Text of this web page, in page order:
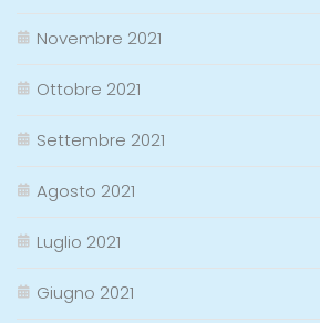
Novembre 2021
Ottobre 2021
Settembre 2021
Agosto 2021
Luglio 2021
Giugno 2021